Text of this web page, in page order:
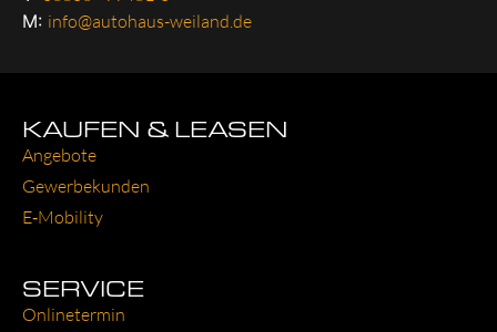
M: info@autohaus-weiland.de
KAUFEN & LEASEN
Ange­bo­te
Gewer­be­kun­den
E‑Mobility
SERVICE
Online­ter­min